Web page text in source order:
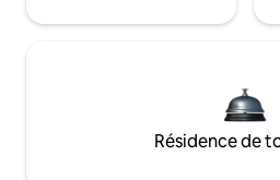
Résidence de